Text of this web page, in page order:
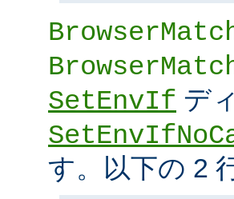
SetEnvIf デ
す。以下の 2